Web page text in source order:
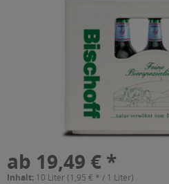
ab 19,49 € *
Inhalt: 10 Liter (1,95 € * / 1 Liter)